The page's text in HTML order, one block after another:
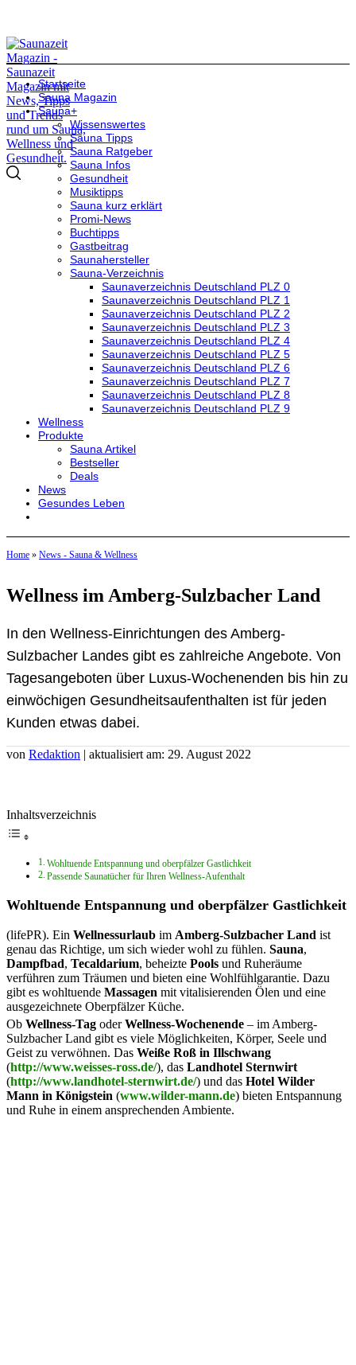
Startseite
Sauna Magazin
Sauna+
Wissenswertes
Sauna Tipps
Sauna Ratgeber
Sauna Infos
Gesundheit
Musiktipps
Sauna kurz erklärt
Promi-News
Buchtipps
Gastbeitrag
Saunahersteller
Sauna-Verzeichnis
Saunaverzeichnis Deutschland PLZ 0
Saunaverzeichnis Deutschland PLZ 1
Saunaverzeichnis Deutschland PLZ 2
Saunaverzeichnis Deutschland PLZ 3
Saunaverzeichnis Deutschland PLZ 4
Saunaverzeichnis Deutschland PLZ 5
Saunaverzeichnis Deutschland PLZ 6
Saunaverzeichnis Deutschland PLZ 7
Saunaverzeichnis Deutschland PLZ 8
Saunaverzeichnis Deutschland PLZ 9
Wellness
Produkte
Sauna Artikel
Bestseller
Deals
News
Gesundes Leben
Home » News - Sauna & Wellness
Wellness im Amberg-Sulzbacher Land
In den Wellness-Einrichtungen des Amberg-
Sulzbacher Landes gibt es zahlreiche Angebote. Von
Tagesangeboten über Luxus-Wochenenden bis hin zu
einwöchigen Gesundheitsaufenthalten ist für jeden
Kunden etwas dabei.
von Redaktion | aktualisiert am: 29. August 2022
Inhaltsverzeichnis
Wohltuende Entspannung und oberpfälzer Gastlichkeit
Passende Saunatücher für Ihren Wellness-Aufenthalt
Wohltuende Entspannung und oberpfälzer Gastlichkeit
(lifePR). Ein Wellnessurlaub im Amberg-Sulzbacher Land ist
genau das Richtige, um sich wieder wohl zu fühlen. Sauna,
Dampfbad, Tecaldarium, beheizte Pools und Ruheräume
verführen zum Träumen und bieten eine Wohlfühlgarantie. Dazu
gibt es wohltuende Massagen mit vitalisierenden Ölen und eine
ausgezeichnete Oberpfälzer Küche.
Ob Wellness-Tag oderWellness-Wochenende – im Amberg-
Sulzbacher Land gibt es viele Möglichkeiten, Körper, Seele und
Geist zu verwöhnen. Das Weiße Roß in Illschwang
(http://www.weisses-ross.de/), das Landhotel Sternwirt
(http://www.landhotel-sternwirt.de/) und das Hotel Wilder
Mann in Königstein (www.wilder-mann.de) bieten Entspannung
und Ruhe in einem ansprechenden Ambiente.